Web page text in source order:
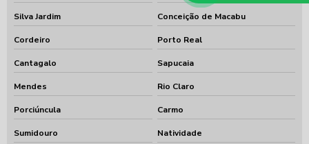
Silva Jardim Conceição de Macabu
Cordeiro Porto Real
Cantagalo Sapucaia
Mendes Rio Claro
Porciúncula Carmo
Sumidouro Natividade